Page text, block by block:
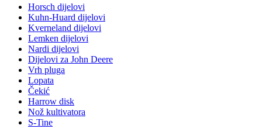
Horsch dijelovi
Kuhn-Huard dijelovi
Kverneland dijelovi
Lemken dijelovi
Nardi dijelovi
Dijelovi za John Deere
Vrh pluga
Lopata
Čekić
Harrow disk
Nož kultivatora
S-Tine